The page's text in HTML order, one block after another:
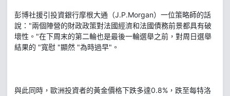
彭博社援引投資銀行摩根大通（J.P.Morgan）一位策略師的話
說："兩個陣營的財政政策對法國經濟和法國債務前景都具有破
壞性。"在下周末的第二輪也是最後一輪選舉之前，對周日選舉
結果的 "寬慰 "顯然 "為時過早"。
與此同時，歐洲投資者的黃金價格下跌多達0.8%，跌至每特洛